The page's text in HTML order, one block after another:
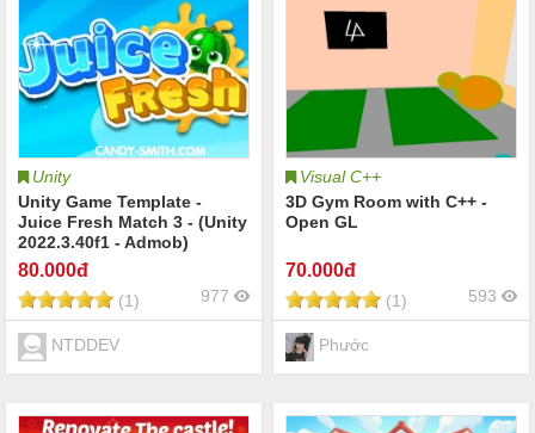
Unity
Unity Game Template -
Juice Fresh Match 3 - (Unity
2022.3.40f1 - Admob)
80.000đ
(1) 977
NTDDEV
Visual C++
3D Gym Room with C++ -
Open GL
70.000đ
(1) 593
Phước